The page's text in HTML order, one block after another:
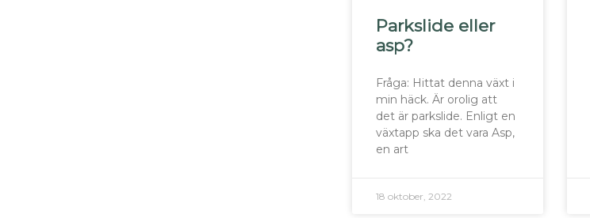
Parkslide eller
asp?
Fråga: Hittat denna växt i
min häck. Är orolig att
det är parkslide. Enligt en
växtapp ska det vara Asp,
en art
18 oktober, 2022